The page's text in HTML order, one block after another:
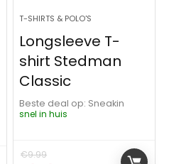
T-SHIRTS & POLO'S
Longsleeve T-
shirt Stedman
Classic
Beste deal op:
Sneakin
snel in huis
€9.99